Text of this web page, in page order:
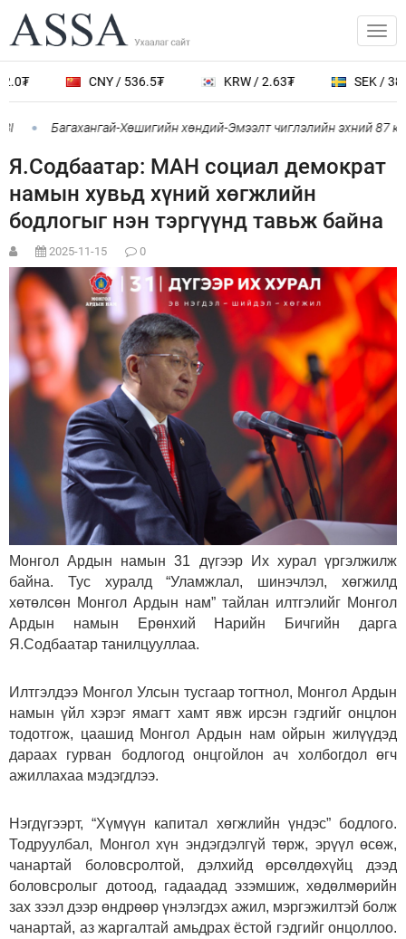
CNY / 536.5₮ KRW / 2.63₮ SEK /
Багахангай-Хөшигийн хөндий-Эмээлт чиглэлийн эхний 87 км-
Я.Содбаатар: МАН социал демократ
намын хувьд хүний хөгжлийн
бодлогыг нэн тэргүүнд тавьж байна
2025-11-15 0
Монгол Ардын намын 31 дүгээр Их хурал үргэлжилж
байна. Тус хуралд “Уламжлал, шинэчлэл, хөгжилд
хөтөлсөн Монгол Ардын нам” тайлан илтгэлийг Монгол
Ардын намын Ерөнхий Нарийн Бичгийн дарга
Я.Содбаатар танилцууллаа.
Илтгэлдээ Монгол Улсын тусгаар тогтнол, Монгол Ардын
намын үйл хэрэг ямагт хамт явж ирсэн гэдгийг онцлон
тодотгож, цаашид Монгол Ардын нам ойрын жилүүдэд
дараах гурван бодлогод онцгойлон ач холбогдол өгч
ажиллахаа мэдэгдлээ.
Нэгдүгээрт, “Хүмүүн капитал хөгжлийн үндэс” бодлого.
Тодруулбал, Монгол хүн эндэгдэлгүй төрж, эрүүл өсөж,
чанартай боловсролтой, дэлхийд өрсөлдөхүйц дээд
боловсролыг дотоод, гадаадад эзэмшиж, хөдөлмөрийн
зах зээл дээр өндрөөр үнэлэгдэх ажил, мэргэжилтэй болж
чанартай, аз жаргалтай амьдрах ёстой гэдгийг онцоллоо.